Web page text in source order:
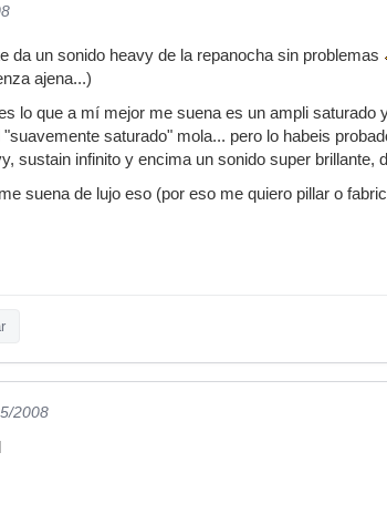
da un sonido heavy de la repanocha sin problemas
ajena...)
lo que a mí mejor me suena es un ampli saturado
saturado" mola... pero lo habeis
sustain infinito y encima un sonido super brillante,
suena de lujo eso (por eso me quiero pillar o
2008